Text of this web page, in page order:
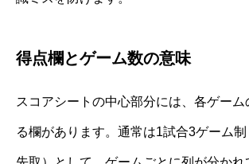
得点欄とゲーム数の意味
スコアシートの中心部分には、各ゲー
る欄があります。通常は1試合3ゲーム